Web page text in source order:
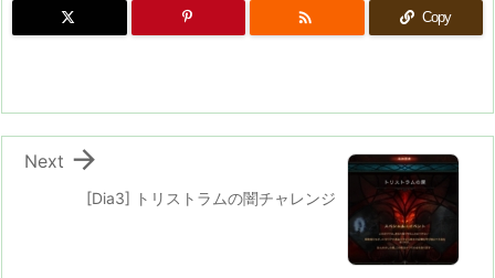
 Copy
[Dia3] トリストラムの闇チャレンジ

Next